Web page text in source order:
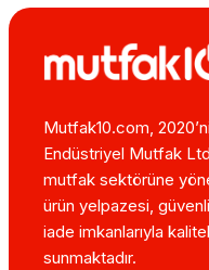
Mutfak10.com,
Endüstriyel Mutfak
mutfak sektörüne
ürün yelpazesi,
iade imkanlarıyla
sunmaktadır.